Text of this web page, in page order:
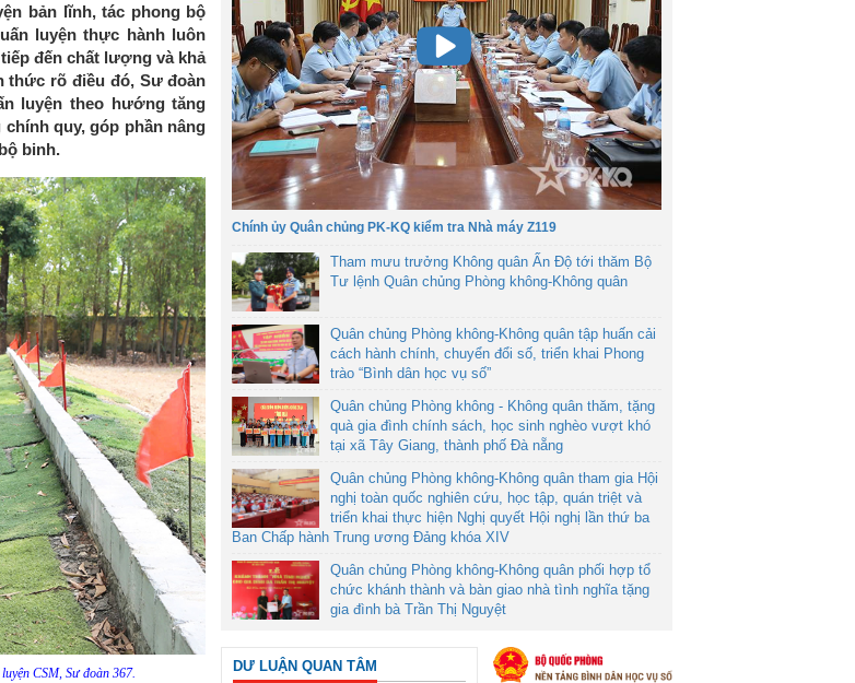
bản lĩnh, tác phong bộ
luyện thực hành luôn
đến chất lượng và khả
thức rõ điều đó, Sư đoàn
luyện theo hướng tăng
quy, góp phần nâng
binh.
CSM, Sư đoàn 367.
Chính ủy Quân chủng PK-KQ kiểm tra Nhà máy Z119
Tham mưu trưởng Không quân Ấn Độ tới thăm Bộ
Tư lệnh Quân chủng Phòng không-Không quân
Quân chủng Phòng không-Không quân tập huấn cải
cách hành chính, chuyển đổi số, triển khai Phong
trào “Bình dân học vụ số”
Quân chủng Phòng không - Không quân thăm, tặng
quà gia đình chính sách, học sinh nghèo vượt khó
tại xã Tây Giang, thành phố Đà nẵng
Quân chủng Phòng không-Không quân tham gia Hội
nghị toàn quốc nghiên cứu, học tập, quán triệt và
triển khai thực hiện Nghị quyết Hội nghị lần thứ ba
Ban Chấp hành Trung ương Đảng khóa XIV
Quân chủng Phòng không-Không quân phối hợp tổ
chức khánh thành và bàn giao nhà tình nghĩa tặng
gia đình bà Trần Thị Nguyệt
DƯ LUẬN QUAN TÂM